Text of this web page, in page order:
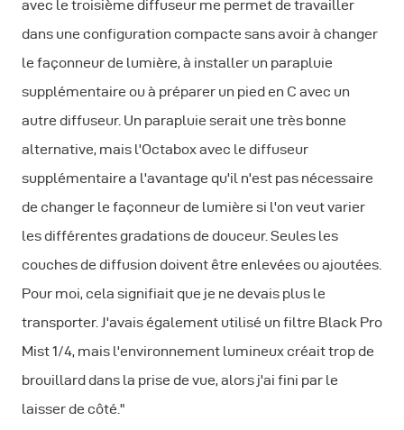
avec le troisième diffuseur me permet de travailler
dans une configuration compacte sans avoir à changer
le façonneur de lumière, à installer un parapluie
supplémentaire ou à préparer un pied en C avec un
autre diffuseur. Un parapluie serait une très bonne
alternative, mais l'Octabox avec le diffuseur
supplémentaire a l'avantage qu'il n'est pas nécessaire
de changer le façonneur de lumière si l'on veut varier
les différentes gradations de douceur. Seules les
couches de diffusion doivent être enlevées ou ajoutées.
Pour moi, cela signifiait que je ne devais plus le
transporter. J'avais également utilisé un filtre Black Pro
Mist 1/4, mais l'environnement lumineux créait trop de
brouillard dans la prise de vue, alors j'ai fini par le
laisser de côté."